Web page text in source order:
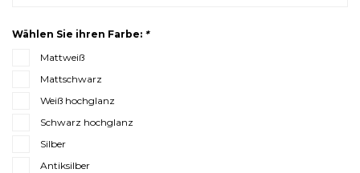
Wählen Sie ihren Farbe: *
Mattweiß
Mattschwarz
Weiß hochglanz
Schwarz hochglanz
Silber
Antiksilber